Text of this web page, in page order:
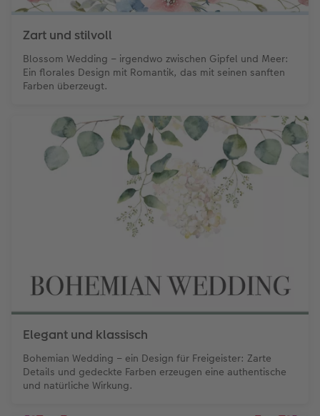
Fotobuch erstellen
Foto-Kochbuch
CEWE myPhotos
Neuheiten
Fotos digitalisieren
Neuheiten
Retro Minis
Neuheiten
CEWE myPhotos
CEWE myPhotos
Neuheiten
CEWE myPhotos
Neuheiten
CEWE myPhotos
Neuheiten
Zart und stilvoll
Blossom Wedding – irgendwo zwischen Gipfel und Meer:
Ein florales Design mit Romantik, das mit seinen sanften
Farben überzeugt.
Elegant und klassisch
Bohemian Wedding – ein Design für Freigeister: Zarte
Details und gedeckte Farben erzeugen eine authentische
und natürliche Wirkung.